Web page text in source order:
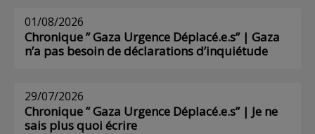
01/08/2026
Chronique ” Gaza Urgence Déplacé.e.s” | Gaza
n’a pas besoin de déclarations d’inquiétude
29/07/2026
Chronique ” Gaza Urgence Déplacé.e.s” | Je ne
sais plus quoi écrire